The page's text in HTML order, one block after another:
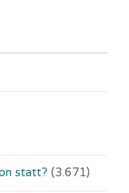
statt? (3.671)